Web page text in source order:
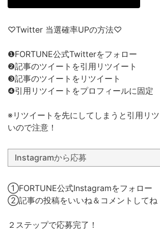
♡Twitter 当選確率UPの方法♡
❶FORTUNE公式Twitterをフォロー
❷記事のツイートを引用リツイート
❸記事のツイートをリツイート
❹引用リツイートをプロフィールに固定
※リツイートを先にしてしまうと引用リ
いので注意！
Instagramから応募
①FORTUNE公式Instagramをフォロー
②記事の投稿をいいね＆コメントしてね
２ステップで応募完了！